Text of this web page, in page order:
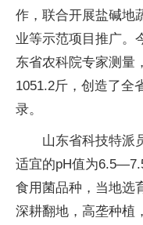
作，联合开展盐碱地
业等示范项目推广。
东省农科院专家测量
1051.2斤，创造了全
录。
山东省科技特派
适宜的pH值为
食用菌品种，当地选
深耕翻地，高垄种植